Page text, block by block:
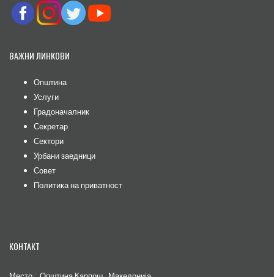
ВАЖНИ ЛИНКОВИ
Општина
Услуги
Градоначалник
Секретар
Сектори
Урбани заедници
Совет
Политика на приватност
КОНТАКТ